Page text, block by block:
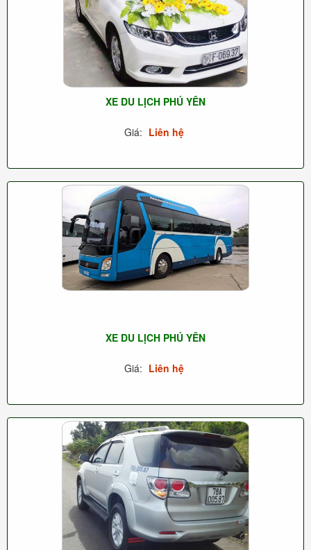
XE DU LỊCH PHÚ YÊN
Giá: Liên hệ
XE DU LỊCH PHÚ YÊN
Giá: Liên hệ